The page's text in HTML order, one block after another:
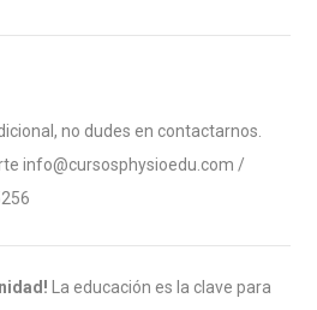
no dudes en contactarnos.
info@cursosphysioedu.com /
La educación es la clave para